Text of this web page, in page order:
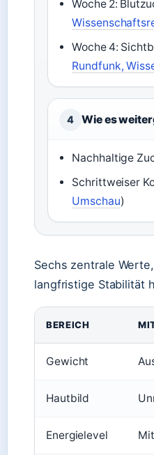
Woche 2:
Woche 4:
Rundfunk,
4 Wie es
Nachhaltige
Schrittweiser
Umschau)
Sechs zentrale
langfristige Stabilität
BEREICH
Gewicht
Hautbild
Energielevel